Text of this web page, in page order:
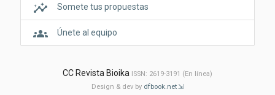
insights Somete tus propuestas
groups Únete al equipo
CC Revista Bioika ISSN: 2619-3191 (En línea)
Design & dev by dfbook.net